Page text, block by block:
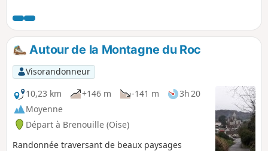
Autour de la Montagne du Roc
Visorandonneur
10,23 km
+146 m -141 m
3h 20
Moyenne
Départ à Brenouille (Oise)
Randonnée traversant de beaux paysages